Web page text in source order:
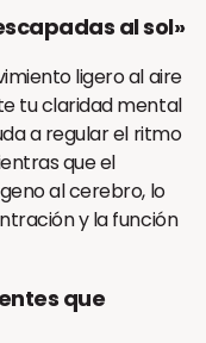
al sol»
ligero al aire
tu claridad mental
a regular el ritmo
que el
al cerebro, lo
y la función
que